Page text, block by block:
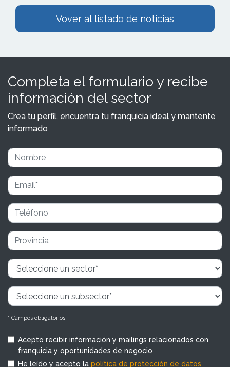
Vover al listado de noticias
Completa el formulario y recibe
información del sector
Crea tu perfil, encuentra tu franquicia ideal y mantente
informado
* Campos obligatorios
Acepto recibir información y mailings relacionados con
franquicia y oportunidades de negocio
He leído y acepto la política de protección de datos